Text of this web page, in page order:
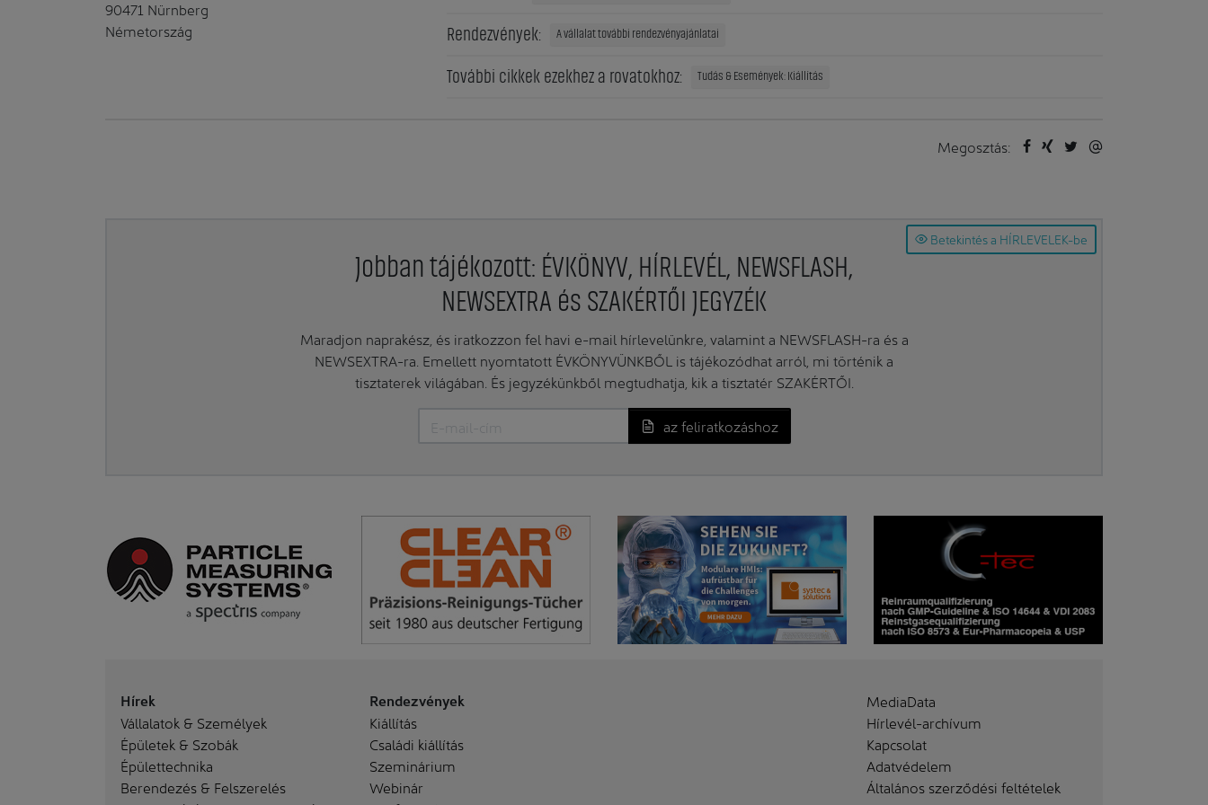
90471 Nürnberg
Németország
Rendezvények: A vállalat további rendezvényajánlatai
További cikkek ezekhez a rovatokhoz: Tudás & Események: Kiállítás
Megosztás:
Betekintés a HÍRLEVELEK-be
Jobban tájékozott: ÉVKÖNYV, HÍRLEVÉL, NEWSFLASH,
NEWSEXTRA és SZAKÉRTŐI JEGYZÉK
Maradjon naprakész, és iratkozzon fel havi e-mail hírlevelünkre, valamint a NEWSFLASH-ra és a
NEWSEXTRA-ra. Emellett nyomtatott ÉVKÖNYVÜNKBŐL is tájékozódhat arról, mi történik a
tisztaterek világában. És jegyzékünkből megtudhatja, kik a tisztatér SZAKÉRTŐI.
az feliratkozáshoz
Hírek
Vállalatok & Személyek
Épületek & Szobák
Épülettechnika
Berendezés & Felszerelés
Rendezvények
Kiállítás
Családi kiállítás
Szeminárium
Webinár
MediaData
Hírlevél-archívum
Kapcsolat
Adatvédelem
Általános szerződési feltételek